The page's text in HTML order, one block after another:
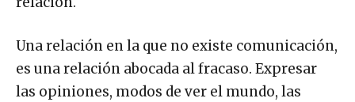
Una relación en la que no existe comunicación,
es una relación abocada al fracaso. Expresar
las opiniones, modos de ver el mundo, las